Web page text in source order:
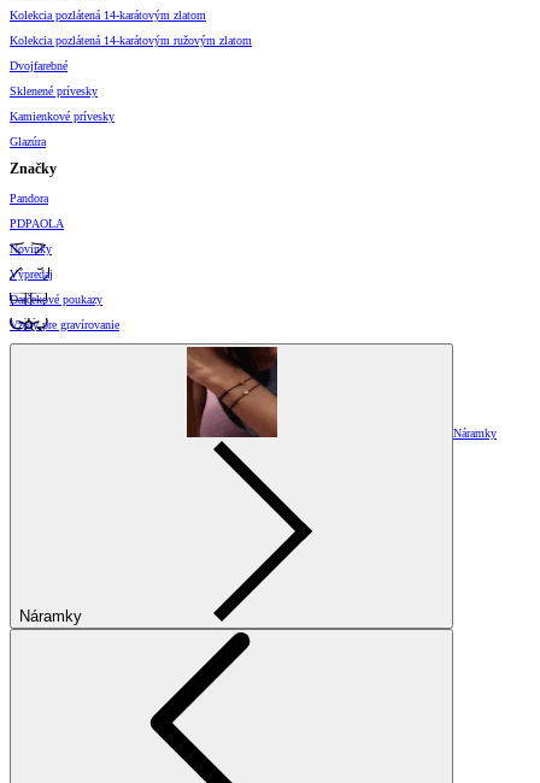
Kolekcia pozlátená 14-karátovým zlatom
Kolekcia pozlátená 14-karátovým ružovým zlatom
Dvojfarebné
Sklenené prívesky
Kamienkové prívesky
Glazúra
Značky
Pandora
PDPAOLA
Novinky
Výpredaj
Darčekové poukazy
Vzory pre gravírovanie
Náramky
Náramky